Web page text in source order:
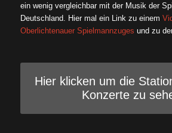
ein wenig vergleichbar mit der Musik der
Deutschland. Hier mal ein Link zu einem
Oberlichtenauer Spielmannzuges und zu
Hier klicken um die
Konzerte zu